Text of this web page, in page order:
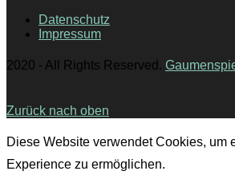
Datenschutz
Impressum
2020 - All Rights Reserved.
Zurück nach oben
Diese Website verwendet Cookies, um
Experience zu ermöglichen.